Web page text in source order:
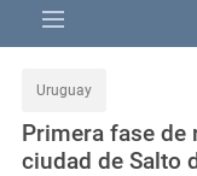
Uruguay
Primera fase de
ciudad de Salto